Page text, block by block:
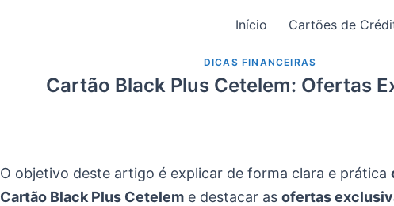
Início Cartões de
DICAS FINANCEIRAS
Cartão Black Plus Cetelem: Ofertas
O objetivo deste artigo é explicar de forma clara e prática
Cartão Black Plus Cetelem e destacar as ofertas